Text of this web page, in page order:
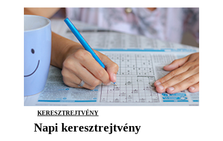
KERESZTREJTVÉNY
Napi keresztrejtvény